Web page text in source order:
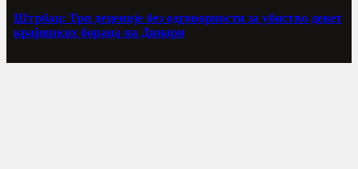
Штрбац: Три деценије без одговорности за убиство девет
крајишких бораца на Динари